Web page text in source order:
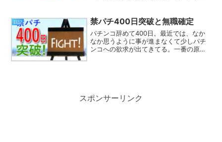
ともに絶不調。あれだけ調子が良かった
先月のプラスも、...
日記 禁パチ400日突破と無職確定
パチンコ辞めて400日。最近では、なか
なか思うように事が進まなくて少しパチ
ンコへの欲求が出てきてる。一番の原因
スポンサーリンク